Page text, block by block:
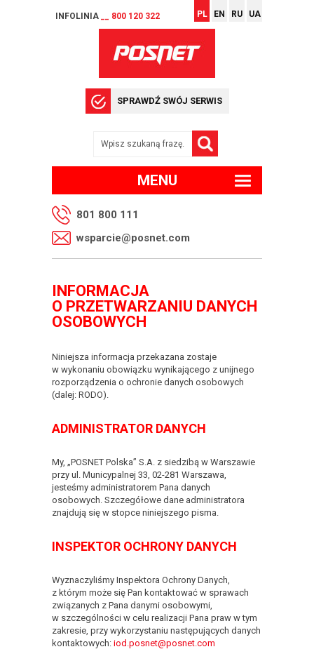
INFOLINIA __ 800 120 322 PL EN RU UA
SPRAWDŹ SWÓJ SERWIS
MENU
801 800 111
wsparcie@posnet.com
INFORMACJA
O PRZETWARZANIU DANYCH
OSOBOWYCH
Niniejsza informacja przekazana zostaje
w wykonaniu obowiązku wynikającego z unijnego
rozporządzenia o ochronie danych osobowych
(dalej: RODO).
ADMINISTRATOR DANYCH
My, „POSNET Polska” S.A. z siedzibą w Warszawie
przy ul. Municypalnej 33, 02-281 Warszawa,
jesteśmy administratorem Pana danych
osobowych. Szczegółowe dane administratora
znajdują się w stopce niniejszego pisma.
INSPEKTOR OCHRONY DANYCH
Wyznaczyliśmy Inspektora Ochrony Danych,
z którym może się Pan kontaktować w sprawach
związanych z Pana danymi osobowymi,
w szczególności w celu realizacji Pana praw w tym
zakresie, przy wykorzystaniu następujących danych
kontaktowych: iod.posnet@posnet.com